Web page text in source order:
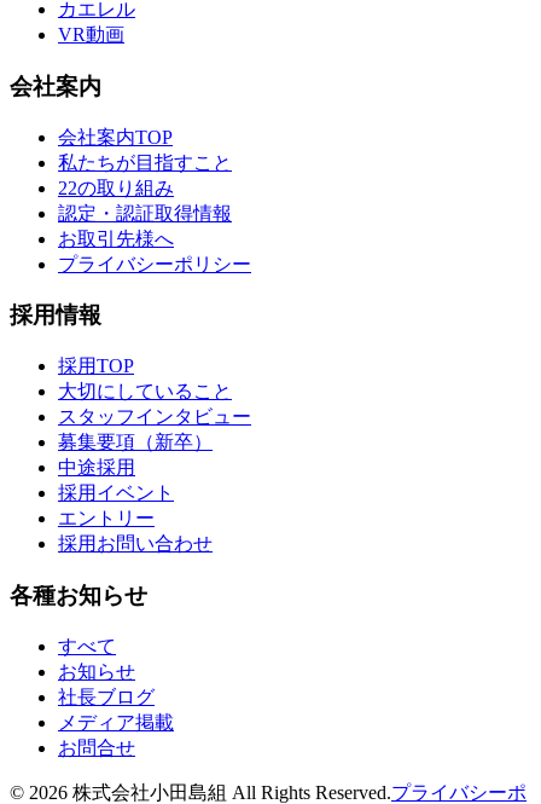
カエレル
VR動画
会社案内
会社案内TOP
私たちが目指すこと
22の取り組み
認定・認証取得情報
お取引先様へ
プライバシーポリシー
採用情報
採用TOP
大切にしていること
スタッフインタビュー
募集要項（新卒）
中途採用
採用イベント
エントリー
採用お問い合わせ
各種お知らせ
すべて
お知らせ
社長ブログ
メディア掲載
お問合せ
© 2026 株式会社小田島組 All Rights Reserved.プライバシーポ